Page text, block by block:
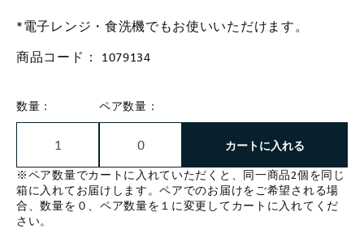
*電子レンジ・食洗機でもお使いいただけます。
商品コード： 1079134
数量： ペア数量：
カートに入れる
※ペア数量でカートに入れていただくと、同一商品2個を同じ
箱に入れてお届けします。ペアでのお届けをご希望される場
合、数量を０、ペア数量を１に変更してカートに入れてくだ
さい。